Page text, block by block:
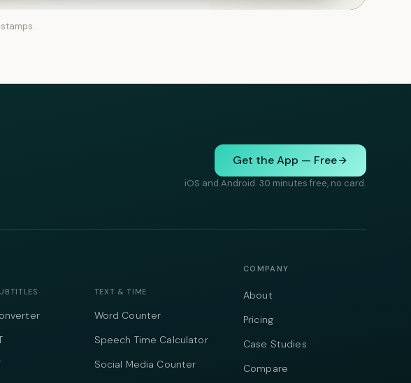
Get the App — Free
iOS and Android. 30 minutes free, no card.
TEXT & TIME
Word Counter
Speech Time Calculator
Social Media Counter
COMPANY
About
Pricing
Case Studies
Compare